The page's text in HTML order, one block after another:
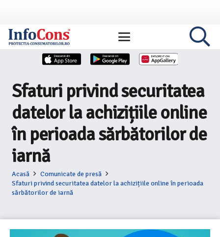
Sfaturi privind securitatea
datelor la achizițiile online
în perioada sărbătorilor de
iarnă
Acasă
Comunicate de presă
Sfaturi privind securitatea datelor la achizițiile online în perioada
sărbătorilor de iarnă